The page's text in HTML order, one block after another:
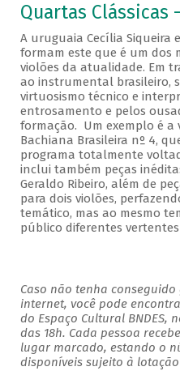
Quartas Clássicas
A uruguaia Cecília Siqueira
formam este que é um dos
violões da atualidade. Em
ao instrumental brasileiro,
virtuosismo técnico e
entrosamento e pelos
formação. Um exemplo é a
Bachiana Brasileira nº 4,
programa totalmente
inclui também peças
Geraldo Ribeiro, além de
para dois violões,
temático, mas ao mesmo
público diferentes
Caso não tenha
internet, você pode
do Espaço Cultural
das 18h. Cada pessoa
lugar marcado, estando o
disponíveis sujeito à